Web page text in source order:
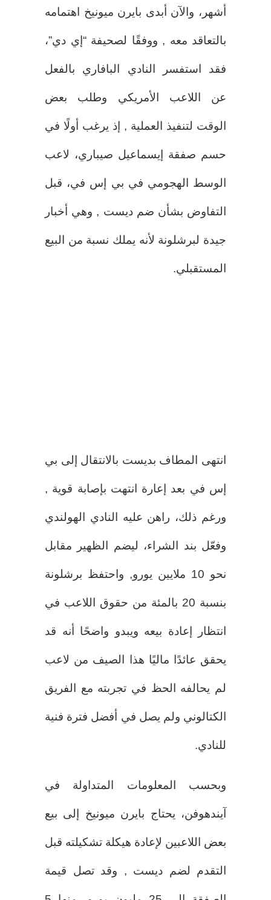
أشهر، والآن أبدى بايرن ميونيخ اهتمامه
بالتعاقد معه , ووفقًا لصحيفة “إي دي”،
فقد استفسر النادي البافاري بالفعل
عن اللاعب الأمريكي وطلب بعض
الوقت لتنفيذ العملية , إذ يرغب أولًا في
حسم صفقة إيسماعيل صيباري، لاعب
الوسط الهجومي في بي إس في، قبل
التفاوض بشأن ضم ديست , وهي أخبار
جيدة لبرشلونة لأنه يملك نسبة من البيع
المستقبلي.
انتهى المطاف بديست بالانتقال إلى بي
إس في بعد إعارة انتهت بإصابة قوية ,
ورغم ذلك، راهن عليه النادي الهولندي
وفعّل بند الشراء، ليضم الظهير مقابل
نحو 10 ملايين يورو, واحتفظ برشلونة
بنسبة 20 بالمئة من حقوق اللاعب في
انتظار إعادة بيعه ويبدو واضحًا أنه قد
يحقق عائدًا ماليًا هذا الصيف من لاعب
لم يحالفه الحظ في تجربته مع الفريق
الكتالوني ولم يصل في أفضل فترة فنية
للنادي.
وبحسب المعلومات المتداولة في
آيندهوفن، يحتاج بايرن ميونيخ إلى بيع
بعض اللاعبين لإعادة هيكلة تشكيلته قبل
التقدم لضم ديست , وقد تصل قيمة